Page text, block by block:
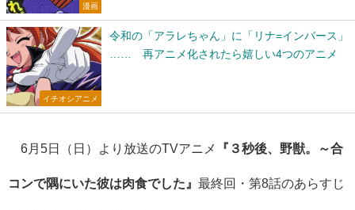
漫画
イチオシアニメ
令和の「アラレちゃん」に「リナ=インバース」
…… 再アニメ化されたら嬉しい4つのアニメ
6 月5日（日）より放送のTVアニメ 『 ​​３秒後、野獣。～合
コンで隅にいた彼は肉食でした 』 最終回・第8話のあらすじ